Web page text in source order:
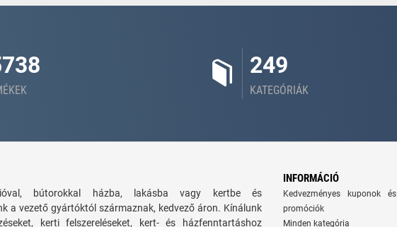
249
KATEGÓRIÁK
bútorokkal házba, lakásba vagy kertbe és
a vezető gyártóktól származnak, kedvező áron. Kínálunk
kerti felszereléseket, kert- és házfenntartáshoz
INFORMÁCIÓ
Kedvezményes kuponok és
promóciók
Minden kategória